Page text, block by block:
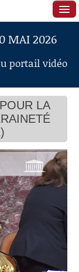
MAI 2026
portail vidéo
LA